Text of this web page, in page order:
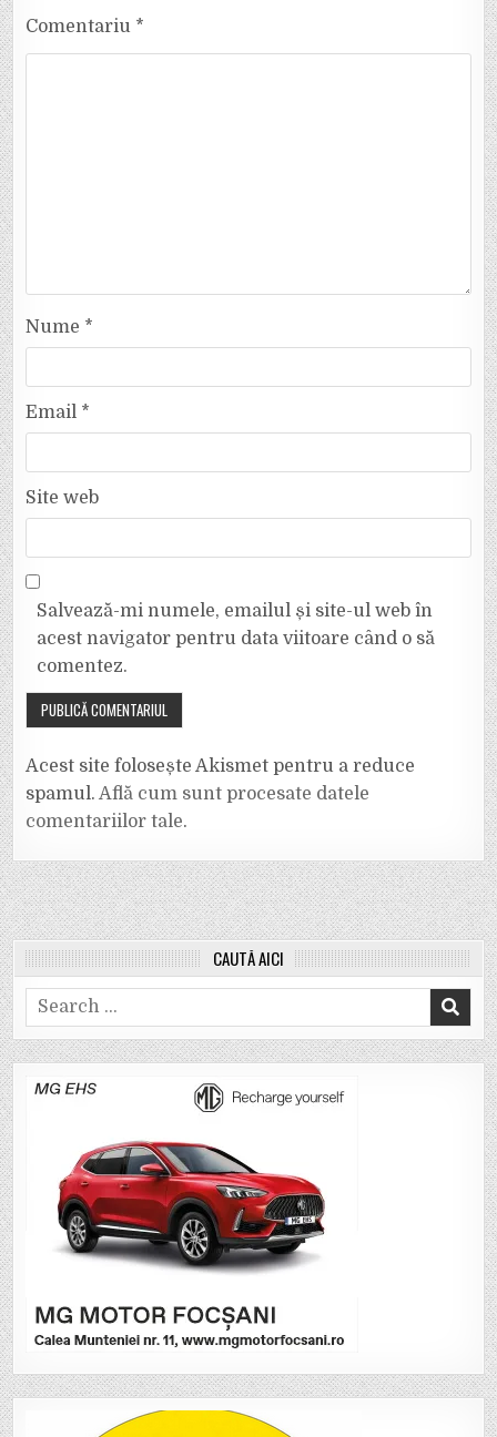
Comentariu *
Nume *
Email *
Site web
Salvează-mi numele, emailul și site-ul web în
acest navigator pentru data viitoare când o să
comentez.
Acest site folosește Akismet pentru a reduce
spamul.Află cum sunt procesate datele
comentariilor tale.
CAUTĂ AICI
Search
for: